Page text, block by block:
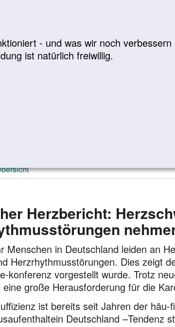
- und was wir noch
ist natürlich freiwillig.
Herzbericht:
Menschen in Deutschland leiden an
Herzrhythmusstörungen. Dies zeigt
konferenz vorgestellt wurde. Trotz
große Herausforderung für die
ist bereits seit Jahren der
Deutschland –Tendenz